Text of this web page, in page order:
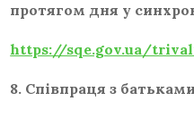
протягом дня у
https://sqe.gov.ua/
8. Співпраця з батьками